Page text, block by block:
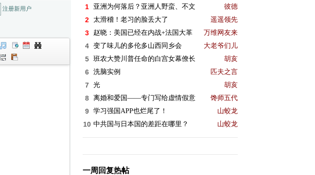
注册新用户 1 亚洲为何落后？亚洲人野蛮、不文 彼德
2 太滑稽！老习的脸丢大了 遥遥领先
3 赵晓：美国已经在内战+法国大革 万维网友来
4 变了味儿的多伦多山西同乡会 大老爷们儿
5 班农大赞川普任命的白宫女幕僚长 胡亥
6 洗脑实例 匹夫之言
7 光 胡亥
8 离婚和爱国——专门写给虚情假意 馋师五代
9 学习强国APP也烂尾了！ 山蛟龙
10 中共国与日本国的差距在哪里？ 山蛟龙
一周回复热帖